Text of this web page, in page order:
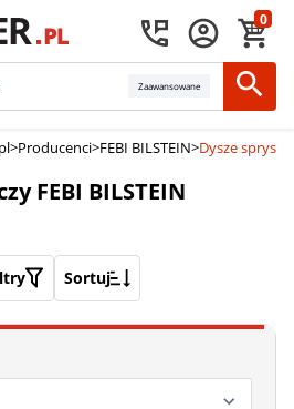
0
Zaawansowane
>Producenci>FEBI BILSTEIN>Dysze
FEBI BILSTEIN
Sortuj